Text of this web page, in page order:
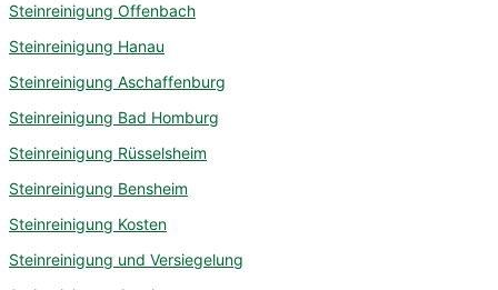
Steinreinigung Offenbach
Steinreinigung Hanau
Steinreinigung Aschaffenburg
Steinreinigung Bad Homburg
Steinreinigung Rüsselsheim
Steinreinigung Bensheim
Steinreinigung Kosten
Steinreinigung und Versiegelung